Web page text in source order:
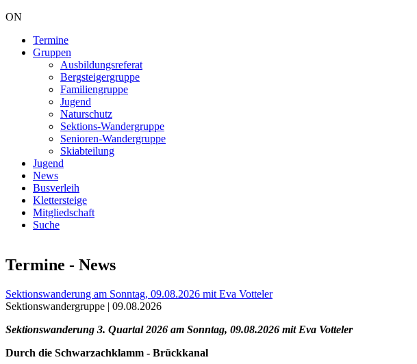
ON
Hauptnavigation
Termine
Gruppen
Ausbildungsreferat
Bergsteigergruppe
Familiengruppe
Jugend
Naturschutz
Sektions-Wandergruppe
Senioren-Wandergruppe
Skiabteilung
Jugend
News
Busverleih
Klettersteige
Mitgliedschaft
Suche
Termine - News
Sektionswanderung am Sonntag, 09.08.2026 mit Eva Votteler
Sektionswandergruppe | 09.08.2026
Sektionswanderung 3. Quartal 2026 am Sonntag, 09.08.2026 mit Eva Votteler
Durch die Schwarzachklamm - Brückkanal